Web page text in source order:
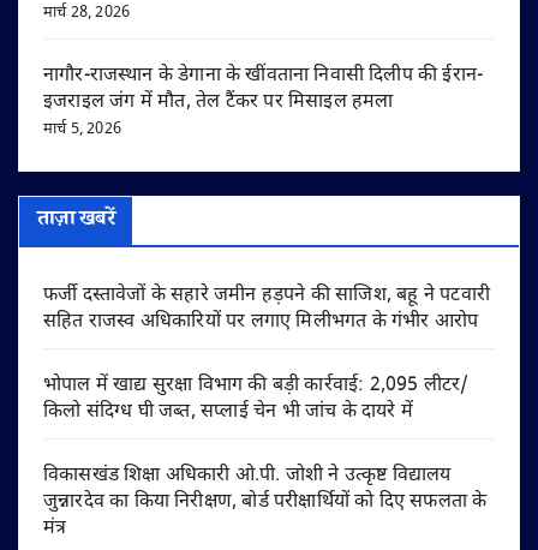
मार्च 28, 2026
नागौर-राजस्थान के डेगाना के खींवताना निवासी दिलीप की ईरान-
इजराइल जंग में मौत, तेल टैंकर पर मिसाइल हमला
मार्च 5, 2026
ताज़ा खबरें
फर्जी दस्तावेजों के सहारे जमीन हड़पने की साजिश, बहू ने पटवारी
सहित राजस्व अधिकारियों पर लगाए मिलीभगत के गंभीर आरोप
भोपाल में खाद्य सुरक्षा विभाग की बड़ी कार्रवाई: 2,095 लीटर/
किलो संदिग्ध घी जब्त, सप्लाई चेन भी जांच के दायरे में
विकासखंड शिक्षा अधिकारी ओ.पी. जोशी ने उत्कृष्ट विद्यालय
जुन्नारदेव का किया निरीक्षण, बोर्ड परीक्षार्थियों को दिए सफलता के
मंत्र